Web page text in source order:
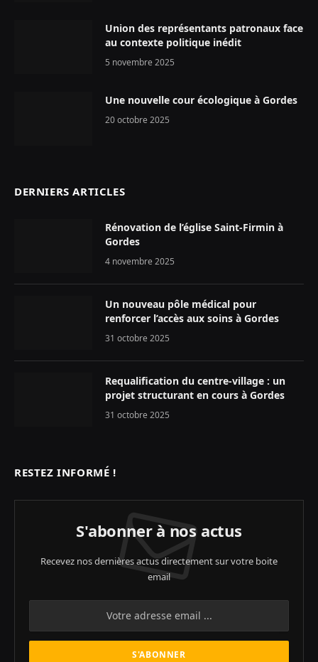
Union des représentants patronaux face
au contexte politique inédit
5 novembre 2025
Une nouvelle cour écologique à Gordes
20 octobre 2025
DERNIERS ARTICLES
Rénovation de l’église Saint-Firmin à
Gordes
4 novembre 2025
Un nouveau pôle médical pour
renforcer l’accès aux soins à Gordes
31 octobre 2025
Requalification du centre-village : un
projet structurant en cours à Gordes
31 octobre 2025
RESTEZ INFORMÉ !
S'abonner à nos actus
Recevez nos dernières actus directement sur votre boite
email